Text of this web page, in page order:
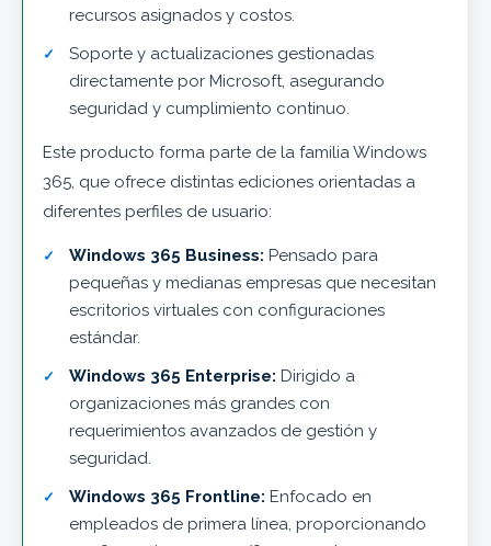
recursos asignados y costos.
Soporte y actualizaciones gestionadas
directamente por Microsoft, asegurando
seguridad y cumplimiento continuo.
Este producto forma parte de la familia Windows
365, que ofrece distintas ediciones orientadas a
diferentes perfiles de usuario:
Windows 365 Business: Pensado para
pequeñas y medianas empresas que necesitan
escritorios virtuales con configuraciones
estándar.
Windows 365 Enterprise: Dirigido a
organizaciones más grandes con
requerimientos avanzados de gestión y
seguridad.
Windows 365 Frontline: Enfocado en
empleados de primera línea, proporcionando